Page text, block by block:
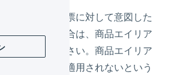
アス
が受注伝票に対して意図した
用されない場合は、商品エイリア
を確認してください。商品エイリア
は正しいけれど適用されないという